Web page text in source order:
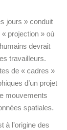
jours » conduit
projection » où
devrait
travailleurs.
de « cadres »
d’un projet
mouvements
spatiales.
à l’origine des